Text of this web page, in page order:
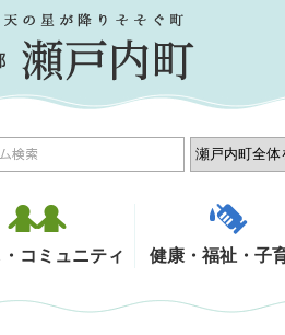
コミュニティ 健康・福祉・子